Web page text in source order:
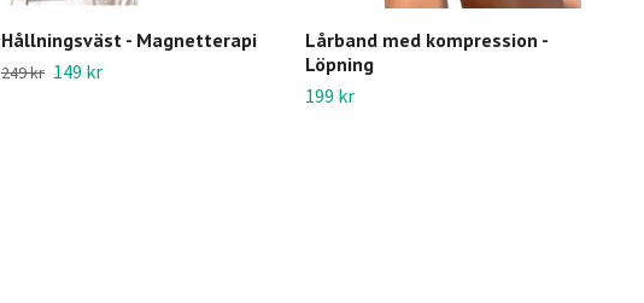
Hållningsväst - Magnetterapi
249 kr 149 kr
Lårband med kompression -
Löpning
199 kr